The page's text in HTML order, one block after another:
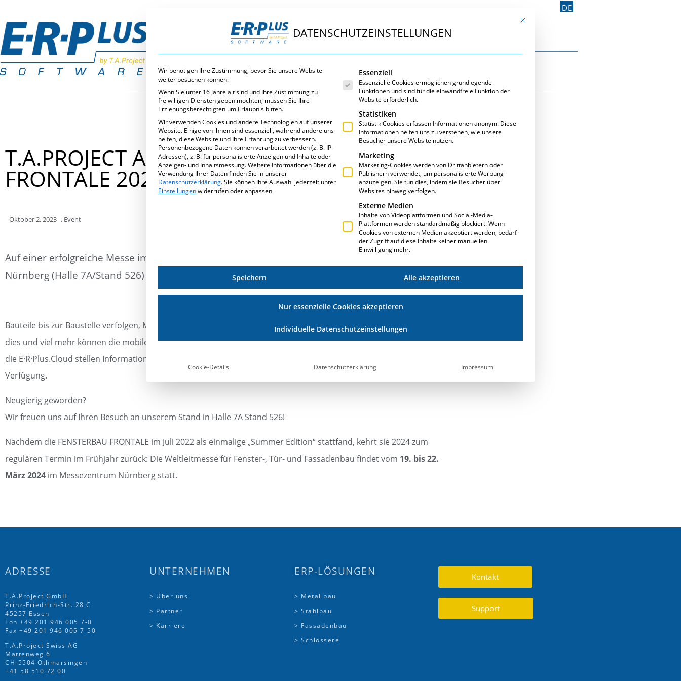
DE
T.A.PROJECT AUF DER FENSTERBAU
FRONTALE 2024
Oktober 2, 2023 , Event
Auf einer erfolgreiche Messe im März 2024 konnten wir auf der Fensterbau FRONTALE in
Nürnberg (Halle 7A/Stand 526) interessante Gespräche mit Interessenten und Kunden führen.
Bauteile bis zur Baustelle verfolgen, Montageabrufe tätigen, Baufortschritte vor Ort papierlos dokumentieren –
dies und viel mehr können die mobilen Anwendungen von E·R·Plus: Die Werkauftrags-App, die Versand-App und
die E·R·Plus.Cloud stellen Informationen und Daten interaktiv, anpassungsfähig, aktuell und in Echtzeit zur
Verfügung.
Neugierig geworden?
Wir freuen uns auf Ihren Besuch an unserem Stand in Halle 7A Stand 526!
Nachdem die FENSTERBAU FRONTALE im Juli 2022 als einmalige „Summer Edition“ stattfand, kehrt sie 2024 zum
regulären Termin im Frühjahr zurück: Die Weltleitmesse für Fenster-, Tür- und Fassadenbau findet vom 19. bis 22.
März 2024 im Messezentrum Nürnberg statt.
ADRESSE
T.A.Project GmbH
Prinz-Friedrich-Str. 28 C
45257 Essen
Fon +49 201 946 005 7-0
Fax +49 201 946 005 7-50
T.A.Project Swiss AG
Mattenweg 6
CH-5504 Othmarsingen
+41 58 510 72 00
UNTERNEHMEN
> Über uns
> Partner
> Karriere
ERP-LÖSUNGEN
> Metallbau
> Stahlbau
> Fassadenbau
> Schlosserei
Kontakt
Support
Mit diesem Button wird der Dialog geschlossen. Seine
DATENSCHUTZEINSTELLUNGEN
Wir benötigen Ihre Zustimmung, bevor Sie unsere Website
weiter besuchen können.
Wenn Sie unter 16 Jahre alt sind und Ihre Zustimmung zu
freiwilligen Diensten geben möchten, müssen Sie Ihre
Erziehungsberechtigten um Erlaubnis bitten.
Wir verwenden Cookies und andere Technologien auf unserer
Website. Einige von ihnen sind essenziell, während andere uns
helfen, diese Website und Ihre Erfahrung zu verbessern.
Personenbezogene Daten können verarbeitet werden (z. B. IP-
Adressen), z. B. für personalisierte Anzeigen und Inhalte oder
Anzeigen- und Inhaltsmessung.Weitere Informationen über die
Verwendung Ihrer Daten finden Sie in unserer
Datenschutzerklärung.Sie können Ihre Auswahl jederzeit unter
Einstellungenwiderrufen oder anpassen.
Es folgt eine Liste der Service-Gruppen, für die eine Einwilligung erteilt werden kann.
Essenziell
Essenzielle Cookies ermöglichen grundlegende
Funktionen und sind für die einwandfreie Funktion der
Website erforderlich.
Statistiken
Statistik Cookies erfassen Informationen anonym. Diese
Informationen helfen uns zu verstehen, wie unsere
Besucher unsere Website nutzen.
Marketing
Marketing-Cookies werden von Drittanbietern oder
Publishern verwendet, um personalisierte Werbung
anzuzeigen. Sie tun dies, indem sie Besucher über
Websites hinweg verfolgen.
Externe Medien
Inhalte von Videoplattformen und Social-Media-
Plattformen werden standardmäßig blockiert. Wenn
Cookies von externen Medien akzeptiert werden, bedarf
der Zugriff auf diese Inhalte keiner manuellen
Einwilligung mehr.
Speichern Alle akzeptieren
Nur essenzielle Cookies akzeptieren
Individuelle Datenschutzeinstellungen
Cookie-Details Datenschutzerklärung Impressum